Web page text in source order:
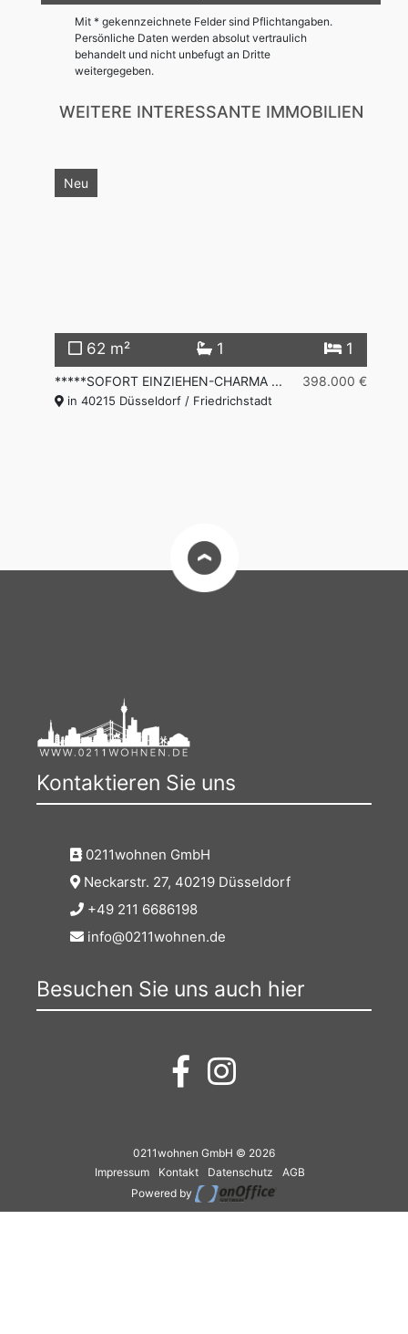
Mit * gekennzeichnete Felder sind Pflichtangaben.
Persönliche Daten werden absolut vertraulich
behandelt und nicht unbefugt an Dritte
weitergegeben.
WEITERE INTERESSANTE IMMOBILIEN
Neu
62 m² 1 1
*****SOFORT EINZIEHEN-CHARMA ... 398.000 €
in 40215 Düsseldorf / Friedrichstadt
Kontaktieren Sie uns
0211wohnen GmbH
Neckarstr. 27, 40219 Düsseldorf
+49 211 6686198
info@0211wohnen.de
Besuchen Sie uns auch hier
0211wohnen GmbH © 2026
Impressum
Kontakt Datenschutz
AGB
Powered by